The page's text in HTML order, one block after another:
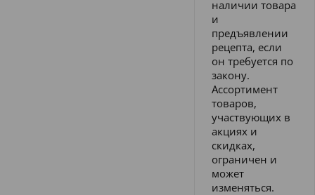
наличии товара
и
предъявлении
рецепта, если
он требуется по
закону.
Ассортимент
товаров,
участвующих в
акциях и
скидках,
ограничен и
может
изменяться.